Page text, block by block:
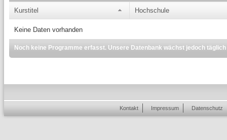
Kurstitel Hochschule
Keine Daten vorhanden
Noch keine Programme erfasst. Unsere Datenbank wächst jedoch täglich
Kontakt Impressum Datenschutz